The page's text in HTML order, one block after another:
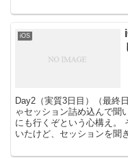
iOS
Day2（実質3日目）（最終
ゃセッション詰め込んで聞
にも行くぞという心構え。
いたけど、セッションを聞